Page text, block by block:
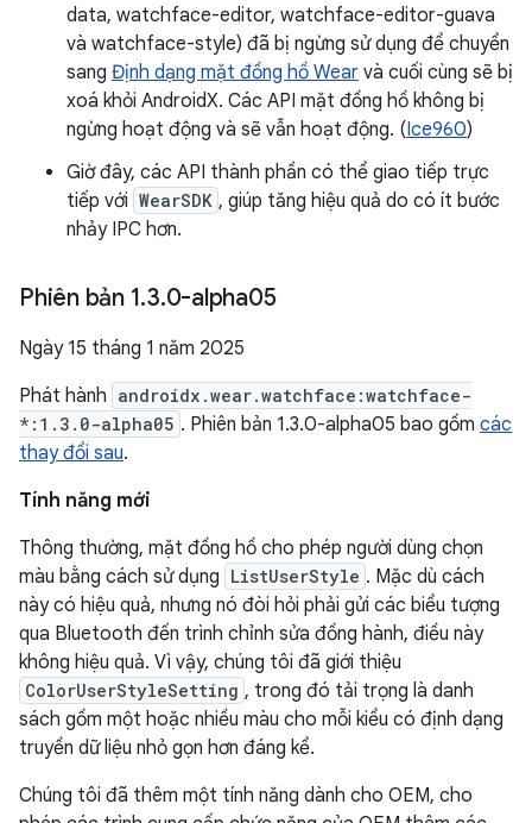
data, watchface-editor, watchface-editor-guava
và watchface-style) đã bị ngừng sử dụng để chuyển
sang Định dạng mặt đồng hồ Wear và cuối cùng sẽ bị
xoá khỏi AndroidX. Các API mặt đồng hồ không bị
ngừng hoạt động và sẽ vẫn hoạt động. (Ice960)
Giờ đây, các API thành phần có thể giao tiếp trực
tiếp với WearSDK , giúp tăng hiệu quả do có ít bước
nhảy IPC hơn.
Phiên bản 1.3.0-alpha05
Ngày 15 tháng 1 năm 2025
Phát hành androidx.wear.watchface:watchface-
*:1.3.0-alpha05 . Phiên bản 1.3.0-alpha05 bao gồm các
thay đổi sau.
Tính năng mới
Thông thường, mặt đồng hồ cho phép người dùng chọn
màu bằng cách sử dụng ListUserStyle . Mặc dù cách
này có hiệu quả, nhưng nó đòi hỏi phải gửi các biểu tượng
qua Bluetooth đến trình chỉnh sửa đồng hành, điều này
không hiệu quả. Vì vậy, chúng tôi đã giới thiệu
ColorUserStyleSetting , trong đó tải trọng là danh
sách gồm một hoặc nhiều màu cho mỗi kiểu có định dạng
truyền dữ liệu nhỏ gọn hơn đáng kể.
Chúng tôi đã thêm một tính năng dành cho OEM, cho